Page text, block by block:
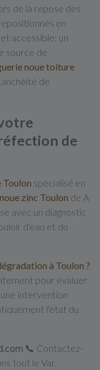
de la repose des
en
accessible: un
source de
noue toiture
de
de
spécialisé en
zinc Toulon de A
avec un diagnostic
d'eau et du
à Toulon ?
pour évaluer
intervention
l'état du
📞 Contactez-
tout le Var.